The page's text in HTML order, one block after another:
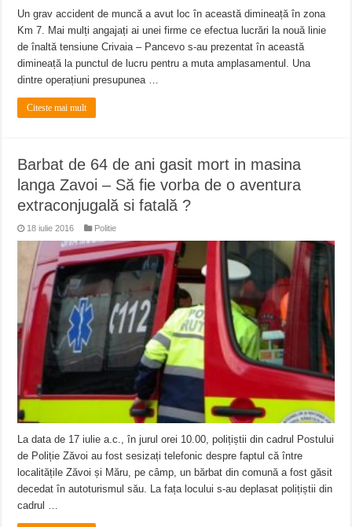
Un grav accident de muncă a avut loc în această dimineață în zona
Km 7. Mai mulți angajați ai unei firme ce efectua lucrări la nouă linie
de înaltă tensiune Crivaia – Pancevo s-au prezentat în această
dimineață la punctul de lucru pentru a muta amplasamentul. Una
dintre operațiuni presupunea …
Citeste mai mult
Barbat de 64 de ani gasit mort in masina
langa Zavoi – Să fie vorba de o aventura
extraconjugală si fatală ?
18 iulie 2016 Politie
La data de 17 iulie a.c., în jurul orei 10.00, polițiștii din cadrul Postului
de Poliție Zăvoi au fost sesizați telefonic despre faptul că între
localitățile Zăvoi și Măru, pe câmp, un bărbat din comună a fost găsit
decedat în autoturismul său. La fața locului s-au deplasat polițiștii din
cadrul …